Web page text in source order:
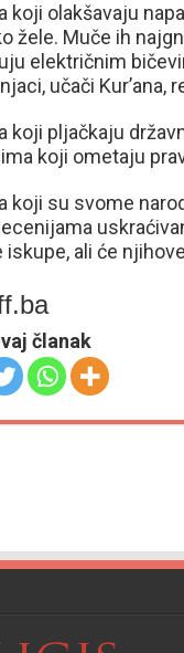
koji olakšavaju
žele. Muče ih
električnim
učači
koji pljačkaju
koji ometaju
koji su svome
iskupe, ali će
članak